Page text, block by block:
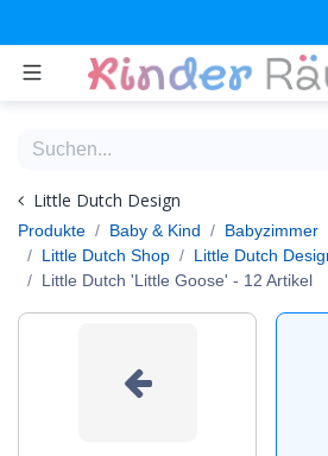
Little Dutch Design
Produkte
Baby & Kind Babyzimmer
Little Dutch Shop
Little Dutch
Little Dutch 'Little Goose' - 12 Artikel